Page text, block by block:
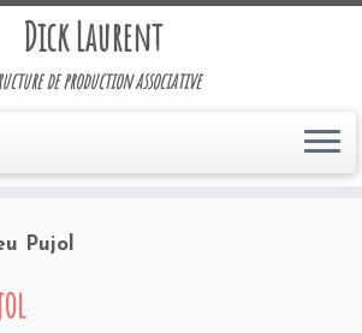
Dick Laurent
de production associative
Pujol